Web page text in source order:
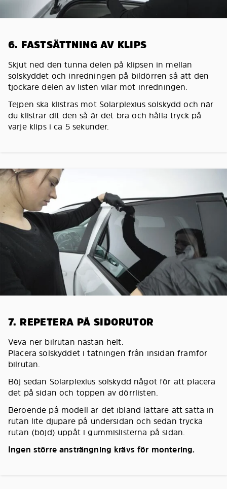
6. FASTSÄTTNING AV KLIPS
Skjut ned den tunna delen på klipsen in mellan
solskyddet och inredningen på bildörren så att den
tjockare delen av listen vilar mot inredningen.
Tejpen ska klistras mot Solarplexius solskydd och när
du klistrar dit den så är det bra och hålla tryck på
varje klips i ca 5 sekunder.
7. REPETERA PÅ SIDORUTOR
Veva ner bilrutan nästan helt.
Placera solskyddet i tätningen från insidan framför
bilrutan.
Böj sedan Solarplexius solskydd något för att placera
det på sidan och toppen av dörrlisten.
Beroende på modell är det ibland lättare att sätta in
rutan lite djupare på undersidan och sedan trycka
rutan (böjd) uppåt i gummislisterna på sidan.
Ingen större ansträngning krävs för montering.